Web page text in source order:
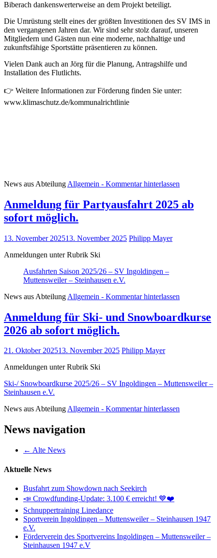
Biberach dankenswerterweise an dem Projekt beteiligt.
Die Umrüstung stellt eines der größten Investitionen des SV IMS in
den vergangenen Jahren dar. Wir sind sehr stolz darauf, unseren
Mitgliedern und Gästen nun eine moderne, nachhaltige und
zukunftsfähige Sportstätte präsentieren zu können.
Vielen Dank auch an Jörg für die Planung, Antragshilfe und
Installation des Flutlichts.
👉 Weitere Informationen zur Förderung finden Sie unter:
www.klimaschutz.de/kommunalrichtlinie
News aus Abteilung Allgemein - Kommentar hinterlassen
Anmeldung für Partyausfahrt 2025 ab
sofort möglich.
13. November 202513. November 2025 Philipp Mayer
Anmeldungen unter Rubrik Ski
Ausfahrten Saison 2025/26 – SV Ingoldingen –
Muttensweiler – Steinhausen e.V.
News aus Abteilung Allgemein - Kommentar hinterlassen
Anmeldung für Ski- und Snowboardkurse
2026 ab sofort möglich.
21. Oktober 202513. November 2025 Philipp Mayer
Anmeldungen unter Rubrik Ski
Ski-/ Snowboardkurse 2025/26 – SV Ingoldingen – Muttensweiler –
Steinhausen e.V.
News aus AbteilungAllgemein - Kommentar hinterlassen
News navigation
← Alte News
Aktuelle News
Busfahrt zum Showdown nach Seekirch
📣 Crowdfunding-Update: 3.100 € erreicht! 💙❤️
Schnuppertraining Linedance
Sportverein Ingoldingen – Muttensweiler – Steinhausen 1947
e.V.
Förderverein des Sportvereins Ingoldingen – Muttensweiler –
Steinhausen 1947 e.V